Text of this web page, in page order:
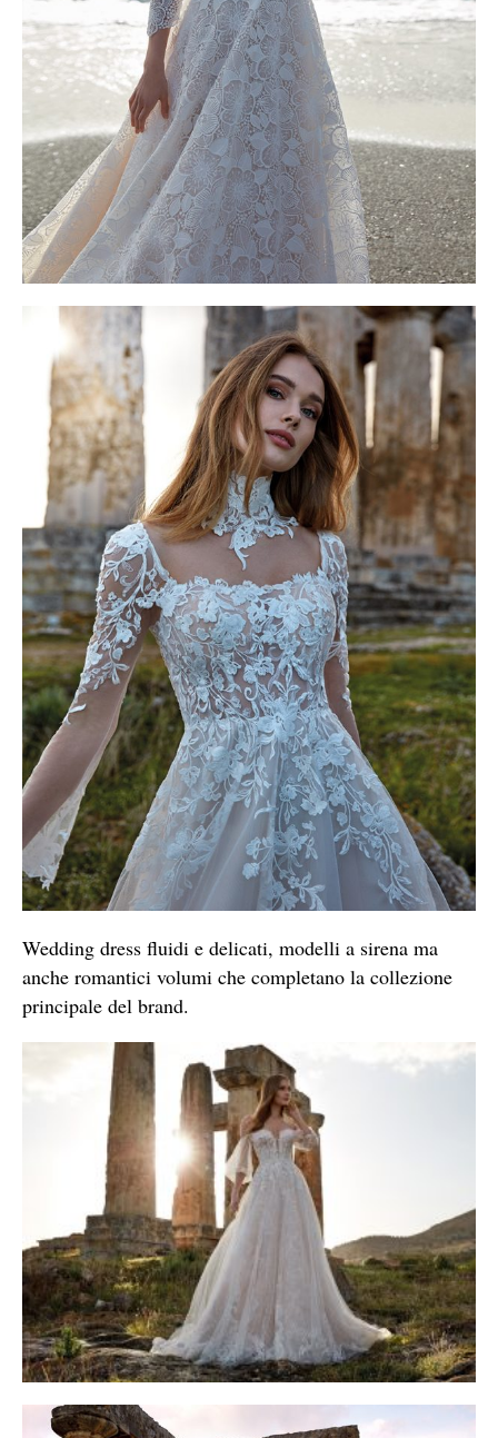
Wedding dress fluidi e delicati, modelli a sirena ma
anche romantici volumi che completano la collezione
principale del brand.